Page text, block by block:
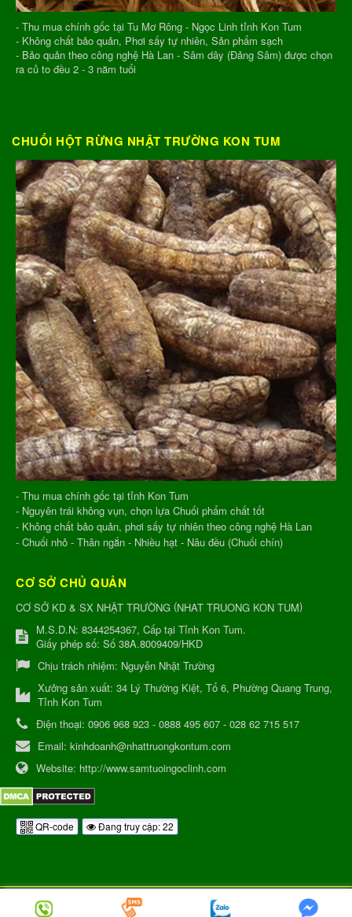
- Thu mua chính gốc tại Tu Mơ Rông - Ngọc Linh tỉnh Kon Tum
- Không chất bảo quản, Phơi sấy tự nhiên, Sản phẩm sạch
- Bảo quản theo công nghệ Hà Lan - Sâm dây (Đảng Sâm) được chọn
ra củ to đều 2 - 3 năm tuổi
CHUỐI HỘT RỪNG NHẬT TRƯỜNG KON TUM
- Thu mua chính gốc tại tỉnh Kon Tum
- Nguyên trái không vụn, chọn lựa Chuối phẩm chất tốt
- Không chất bảo quản, phơi sấy tự nhiên theo công nghệ Hà Lan
- Chuối nhỏ - Thân ngắn - Nhiều hạt - Nâu đều (Chuối chín)
CƠ SỞ CHỦ QUẢN
CƠ SỞ KD & SX NHẬT TRƯỜNG (NHAT TRUONG KON TUM)
M.S.D.N: 8344254367, Cấp tại Tỉnh Kon Tum.
Giấy phép số: Số 38A.8009409/HKD
Chịu trách nhiệm: Nguyễn Nhật Trường
Xưởng sản xuất: 34 Lý Thường Kiệt, Tổ 6, Phường Quang Trung,
Tỉnh Kon Tum
Điện thoại: 0906 968 923 - 0888 495 607 - 028 62 715 517
Email: kinhdoanh@nhattruongkontum.com
Website: http://www.samtuoingoclinh.com
QR-code Đang truy cập: 22